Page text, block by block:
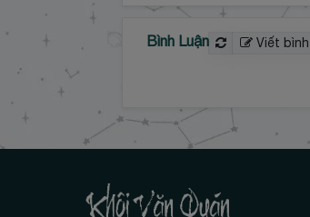
Bình Luận Viết bình